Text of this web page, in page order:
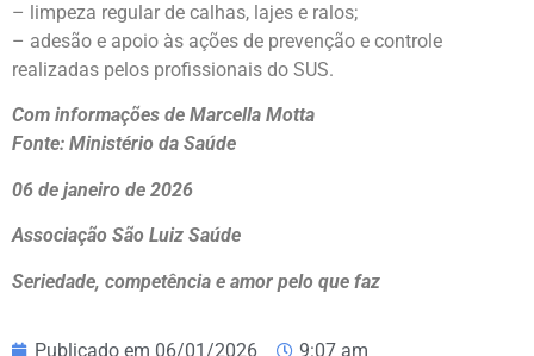
– limpeza regular de calhas, lajes e ralos;
– adesão e apoio às ações de prevenção e controle
realizadas pelos profissionais do SUS.
Com informações de Marcella Motta
Fonte: Ministério da Saúde
06 de janeiro de 2026
Associação São Luiz Saúde
Seriedade, competência e amor pelo que faz
Publicado em 06/01/2026 9:07 am